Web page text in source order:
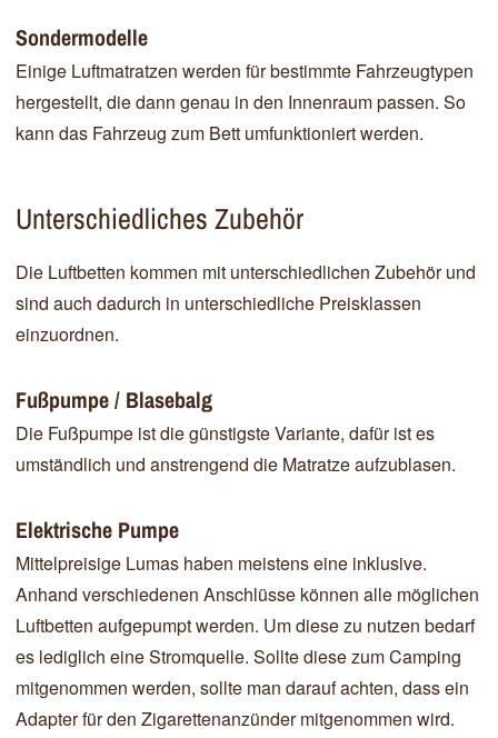
Sondermodelle
Einige Luftmatratzen werden für bestimmte Fahrzeugtypen
hergestellt, die dann genau in den Innenraum passen. So
kann das Fahrzeug zum Bett umfunktioniert werden.
Unterschiedliches Zubehör
Die Luftbetten kommen mit unterschiedlichen Zubehör und
sind auch dadurch in unterschiedliche Preisklassen
einzuordnen.
Fußpumpe / Blasebalg
Die Fußpumpe ist die günstigste Variante, dafür ist es
umständlich und anstrengend die Matratze aufzublasen.
Elektrische Pumpe
Mittelpreisige Lumas haben meistens eine inklusive.
Anhand verschiedenen Anschlüsse können alle möglichen
Luftbetten aufgepumpt werden. Um diese zu nutzen bedarf
es lediglich eine Stromquelle. Sollte diese zum Camping
mitgenommen werden, sollte man darauf achten, dass ein
Adapter für den Zigarettenanzünder mitgenommen wird.